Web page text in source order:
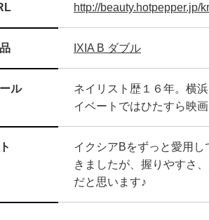
http://beauty.hotpepper.jp/
IXIA B ダブル
ル
ネイリスト歴１６年。横
イベートではひたすら映
イクシアBをずっと愛用
きましたが、握りやすさ
だと思います♪